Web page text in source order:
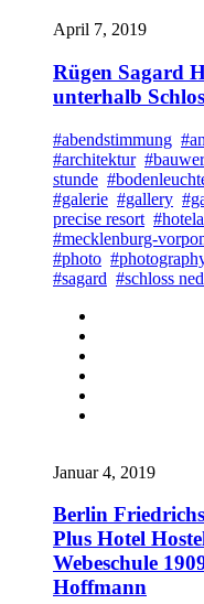
April 7, 2019
Rügen Sagard
unterhalb
#abendstimmung
#architektur
stunde
#galerie #gallery
precise resort
#mecklenburg-
#photo
#sagard #schloss
Januar 4, 2019
Berlin
Plus Hotel
Webeschule
Hoffmann